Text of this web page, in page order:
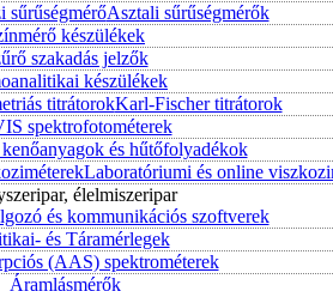
sűrűségmérőAsztali sűrűségmérők
készülékek
szakadás jelzők
készülékek
titrátorokKarl-Fischer titrátorok
spektrofotométerek
és hűtőfolyadékok
Laboratóriumi és online
élelmiszeripar
és kommunikációs szoftverek
és Táramérlegek
(AAS) spektrométerek
Áramlásmérők